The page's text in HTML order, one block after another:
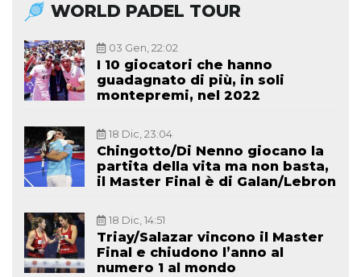
WORLD PADEL TOUR
03 Gen, 22:02
I 10 giocatori che hanno
guadagnato di più, in soli
montepremi, nel 2022
18 Dic, 23:04
Chingotto/Di Nenno giocano la
partita della vita ma non basta,
il Master Final è di Galan/Lebron
18 Dic, 14:51
Triay/Salazar vincono il Master
Final e chiudono l’anno al
numero 1 al mondo